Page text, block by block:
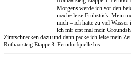
Morgens werde ich vor den
mache leise Frühstück. Mein
mich – ich hatte zu viel Wasser
ich mir erst mal mein
Zimtschnecken dazu und dann packe ich leise mein
Rothaarsteig Etappe 3: Ferndorfquelle bis …